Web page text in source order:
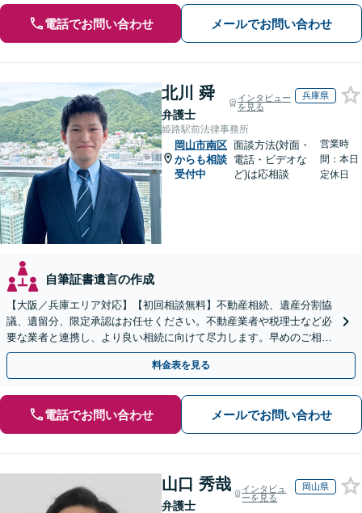
電話でお問い合わせ メールでお問い合わせ
北川 舜
弁護士
インタビュー
を見る
兵庫県
姫路駅前法律事務所
岡山市南区
からも相談
受付中
面談方法(対面・
電話・ビデオな
ど)は応相談
営業時
間：本日
定休日
自筆証書遺言の作成
【大阪／兵庫エリア対応】【初回相談無料】不動産相続、遺産分割協
議、遺留分、限定承認はお任せください。不動産業者や税理士など必
要な業者と連携し、より良い相続に向けて尽力します。早めのご相談
が複雑化を防ぐカギとなります【休日相談可】
料金表を見る
電話でお問い合わせ メールでお問い合わせ
山口 秀哉
弁護士
インタビュ
ーを見る
岡山県